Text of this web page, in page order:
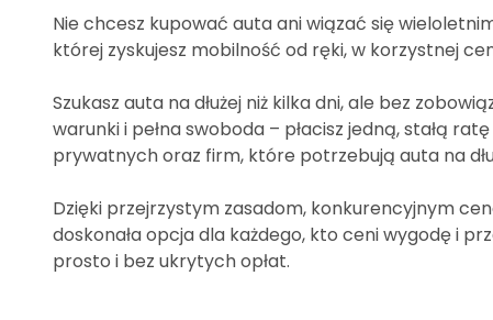
Nie chcesz kupować auta ani wiązać się
której zyskujesz mobilność od ręki, w korzystnej
Szukasz auta na dłużej niż kilka dni, ale bez
warunki i pełna swoboda – płacisz jedną, stałą
prywatnych oraz firm, które potrzebują auta na
Dzięki przejrzystym zasadom, konkurencyjnym
doskonała opcja dla każdego, kto ceni wygodę i
prosto i bez ukrytych opłat.